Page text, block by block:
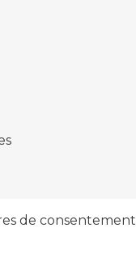
de consentement